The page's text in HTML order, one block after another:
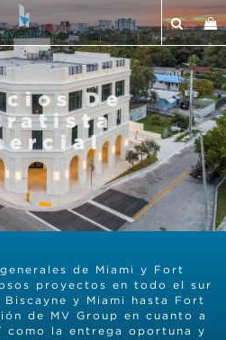
De
de Miami y Fort
proyectos en todo el sur
y Miami hasta Fort
de MV Group en cuanto a
como la entrega oportuna y